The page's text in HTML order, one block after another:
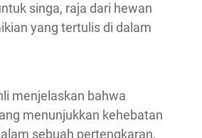
singa, raja dari hewan
yang tertulis di dalam
menjelaskan bahwa
menunjukkan kehebatan
sebuah pertengkaran,